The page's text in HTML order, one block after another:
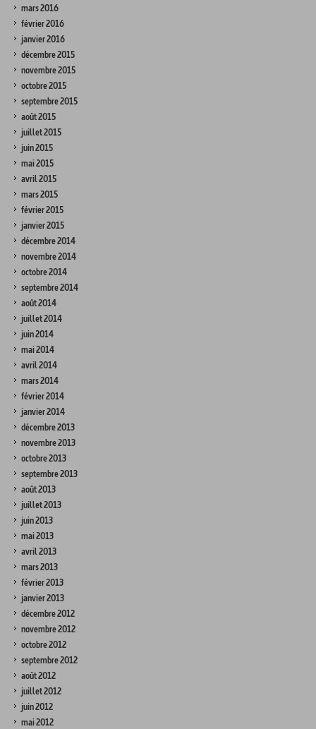
mars 2016
février 2016
janvier 2016
décembre 2015
novembre 2015
octobre 2015
septembre 2015
août 2015
juillet 2015
juin 2015
mai 2015
avril 2015
mars 2015
février 2015
janvier 2015
décembre 2014
novembre 2014
octobre 2014
septembre 2014
août 2014
juillet 2014
juin 2014
mai 2014
avril 2014
mars 2014
février 2014
janvier 2014
décembre 2013
novembre 2013
octobre 2013
septembre 2013
août 2013
juillet 2013
juin 2013
mai 2013
avril 2013
mars 2013
février 2013
janvier 2013
décembre 2012
novembre 2012
octobre 2012
septembre 2012
août 2012
juillet 2012
juin 2012
mai 2012